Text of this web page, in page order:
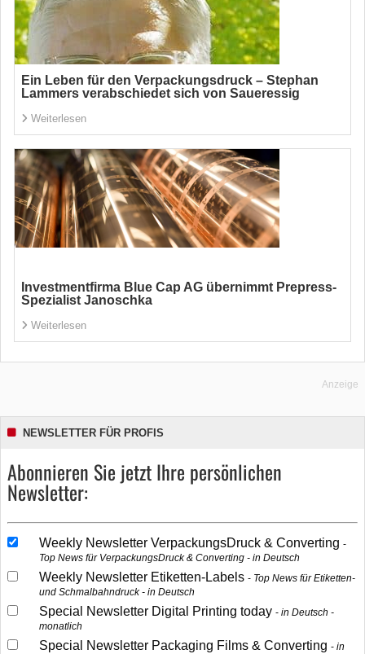
Ein Leben für den Verpackungsdruck – Stephan
Lammers verabschiedet sich von Saueressig
Weiterlesen
Investmentfirma Blue Cap AG übernimmt Prepress-
Spezialist Janoschka
Weiterlesen
Anzeige
NEWSLETTER FÜR PROFIS
Abonnieren Sie jetzt Ihre persönlichen
Newsletter:
Weekly Newsletter VerpackungsDruck & Converting
Top News für VerpackungsDruck & Converting - in Deutsch
Weekly Newsletter Etiketten-Labels
Top News für Etiketten-
und Schmalbahndruck - in Deutsch
Special Newsletter Digital Printing today
in Deutsch -
monatlich
Special Newsletter Packaging Films & Converting
in